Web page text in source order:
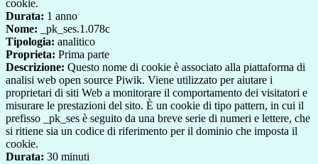
cookie.
Durata: 1 anno
Nome: _pk_ses.1.078c
Tipologia: analitico
Proprieta: Prima parte
Descrizione: Questo nome di cookie è associato alla piattaforma di
analisi web open source Piwik. Viene utilizzato per aiutare i
proprietari di siti Web a monitorare il comportamento dei visitatori e
misurare le prestazioni del sito. È un cookie di tipo pattern, in cui il
prefisso _pk_ses è seguito da una breve serie di numeri e lettere, che
si ritiene sia un codice di riferimento per il dominio che imposta il
cookie.
Durata: 30 minuti